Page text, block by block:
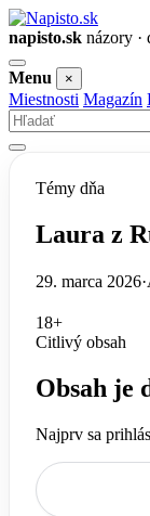
napisto.sk názory ·
Otvoriť
menu
Menu ×
Miestnosti Magazín
Vyhľadať
Témy dňa
Laura z
29. marca 2026·
18+
Citlivý obsah
Obsah je
Najprv sa